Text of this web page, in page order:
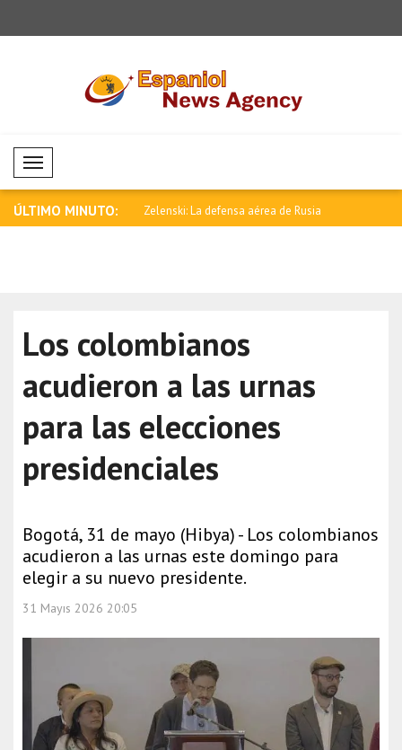
Mobil Menü
ÚLTIMO MINUTO:
aumentarse la presión Zelenski: La defensa aérea de Rusia
Los colombianos
acudieron a las urnas
para las elecciones
presidenciales
Bogotá, 31 de mayo (Hibya) - Los colombianos
acudieron a las urnas este domingo para
elegir a su nuevo presidente.
31 Mayıs 2026 20:05